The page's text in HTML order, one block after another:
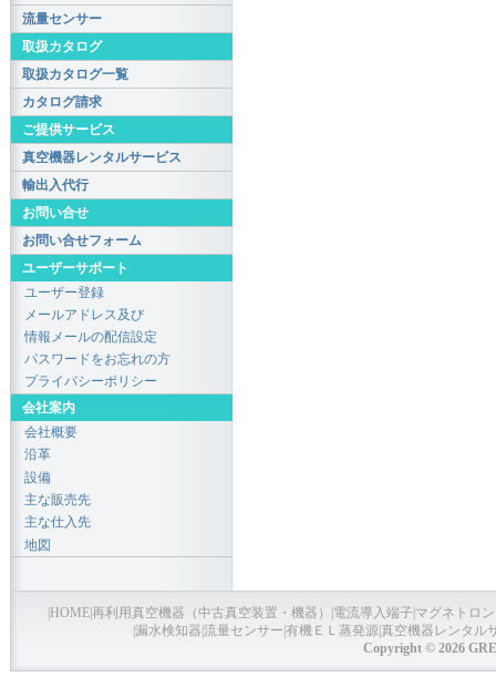
流量センサー
取扱カタログ
取扱カタログ一覧
カタログ請求
ご提供サービス
真空機器レンタルサービス
輸出入代行
お問い合せ
お問い合せフォーム
ユーザーサポート
ユーザー登録
メールアドレス及び
情報メールの配信設定
パスワードをお忘れの方
プライバシーポリシー
会社案内
会社概要
沿革
設備
主な販売先
主な仕入先
地図
HOME再利用真空機器（中古真空装置・機器） 電流導入端子 マグネトロ
漏水検知器 流量センサー 有機ＥＬ蒸発源真空機器レンタル
Copyright © 2026